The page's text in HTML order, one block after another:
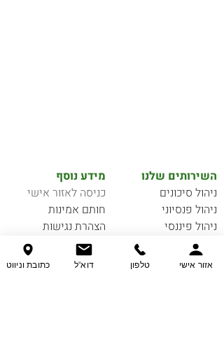
השירותים שלנו
ניהול סיכונים
ניהול פנסיוני
ניהול פיננסי
מידע נוסף
כניסה לאזור אישי
חותם אמינות
הצהרת נגישות
יצירת קשר
כתובת וניווט דוא"ל טלפון אזור אישי